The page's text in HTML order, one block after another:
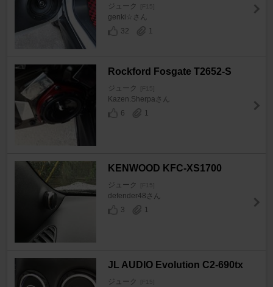
ジューク [F15]
genki☆さん
32
1
Rockford Fosgate T2652-S
ジューク [F15]
Kazen.Sherpaさん
6
1
KENWOOD KFC-XS1700
ジューク [F15]
defender48さん
3
1
JL AUDIO Evolution C2-690tx
ジューク [F15]